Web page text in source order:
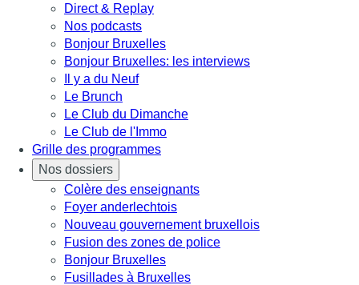
Direct & Replay
Nos podcasts
Bonjour Bruxelles
Bonjour Bruxelles: les interviews
Il y a du Neuf
Le Brunch
Le Club du Dimanche
Le Club de l'Immo
Grille des programmes
Nos dossiers
Colère des enseignants
Foyer anderlechtois
Nouveau gouvernement bruxellois
Fusion des zones de police
Bonjour Bruxelles
Fusillades à Bruxelles